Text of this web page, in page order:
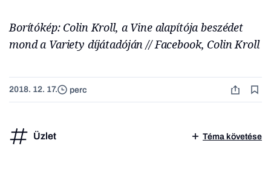
Borítókép: Colin Kroll, a Vine alapítója beszédet
mond a Variety díjátadóján // Facebook, Colin Kroll
2018. 12. 17. perc
Üzlet Téma követése